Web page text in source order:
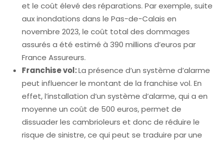
et le coût élevé des réparations. Par exemple, suite
aux inondations dans le Pas-de-Calais en
novembre 2023, le coût total des dommages
assurés a été estimé à 390 millions d’euros par
France Assureurs.
Franchise vol:La présence d’un système d’alarme
peut influencer le montant de la franchise vol. En
effet, l’installation d’un système d’alarme, qui a en
moyenne un coût de 500 euros, permet de
dissuader les cambrioleurs et donc de réduire le
risque de sinistre, ce qui peut se traduire par une